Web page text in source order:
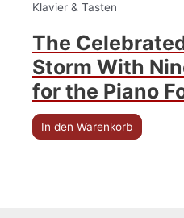
Klavier & Tasten
The
Storm With
for the Piano
In den Warenkorb